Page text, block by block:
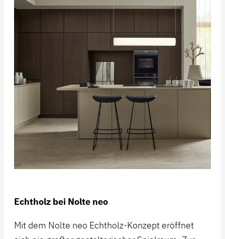
Echtholz bei Nolte neo
Mit dem Nolte neo Echtholz-Konzept eröffnet